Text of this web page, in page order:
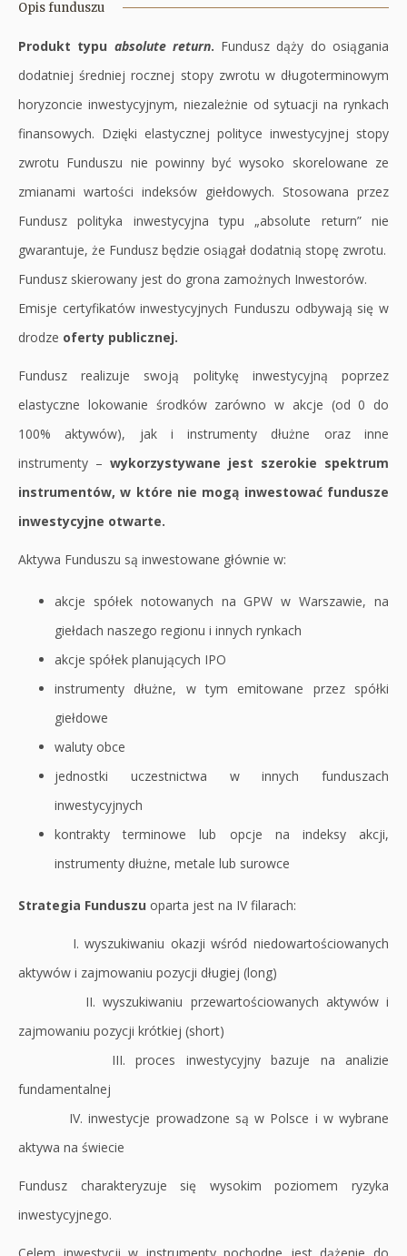
w
Opis funduszu
Produkt typu absolute return. Fundusz dąży do osiągania
dodatniej średniej rocznej stopy zwrotu w długoterminowym
horyzoncie inwestycyjnym, niezależnie od sytuacji na rynkach
finansowych. Dzięki elastycznej polityce inwestycyjnej stopy
zwrotu Funduszu nie powinny być wysoko skorelowane ze
zmianami wartości indeksów giełdowych. Stosowana przez
Fundusz polityka inwestycyjna typu „absolute return” nie
gwarantuje, że Fundusz będzie osiągał dodatnią stopę zwrotu.
Fundusz skierowany jest do grona zamożnych Inwestorów.
Emisje certyfikatów inwestycyjnych Funduszu odbywają się w
drodze oferty publicznej.
Fundusz realizuje swoją politykę inwestycyjną poprzez
elastyczne lokowanie środków zarówno w akcje (od 0 do
100% aktywów), jak i instrumenty dłużne oraz inne
instrumenty – wykorzystywane jest szerokie spektrum
instrumentów, w które nie mogą inwestować fundusze
inwestycyjne otwarte.
Aktywa Funduszu są inwestowane głównie w:
akcje spółek notowanych na GPW w Warszawie, na
giełdach naszego regionu i innych rynkach
akcje spółek planujących IPO
instrumenty dłużne, w tym emitowane przez spółki
giełdowe
waluty obce
jednostki uczestnictwa w innych funduszach
inwestycyjnych
kontrakty terminowe lub opcje na indeksy akcji,
instrumenty dłużne, metale lub surowce
Strategia Funduszu oparta jest na IV filarach:
I. wyszukiwaniu okazji wśród niedowartościowanych
aktywów i zajmowaniu pozycji długiej (long)
II. wyszukiwaniu przewartościowanych aktywów i
zajmowaniu pozycji krótkiej (short)
III. proces inwestycyjny bazuje na analizie
fundamentalnej
IV. inwestycje prowadzone są w Polsce i w wybrane
aktywa na świecie
Fundusz charakteryzuje się wysokim poziomem ryzyka
inwestycyjnego.